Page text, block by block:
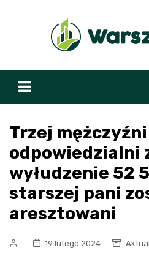
Trzej mężczyźni
odpowiedzialni
wyłudzenie 52
starszej pani
aresztowani
19 lutego 2024